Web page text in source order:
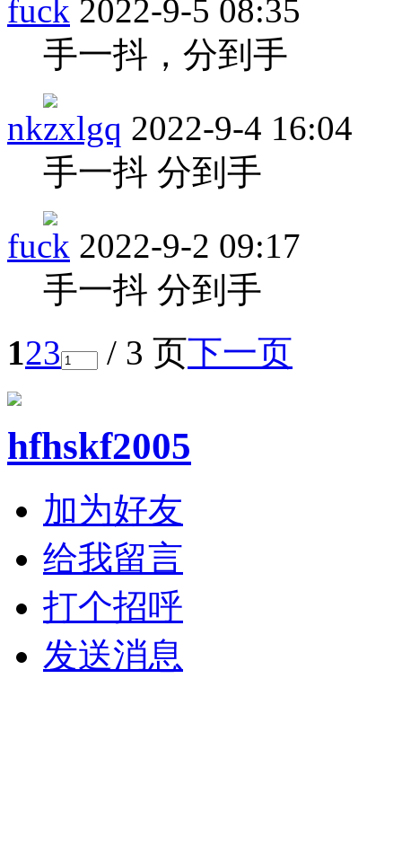
fuck 2022-9-5 08:35
手一抖，分到手
nkzxlgq 2022-9-4 16:04
手一抖 分到手
fuck 2022-9-2 09:17
手一抖 分到手
123 / 3 页下一页
hfhskf2005
加为好友
给我留言
打个招呼
发送消息